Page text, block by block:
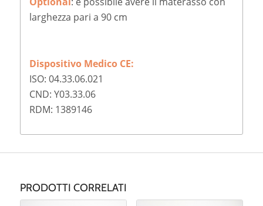
larghezza pari a 90 cm
Dispositivo Medico CE:
ISO: 04.33.06.021
CND: Y03.33.06
RDM: 1389146
PRODOTTI CORRELATI